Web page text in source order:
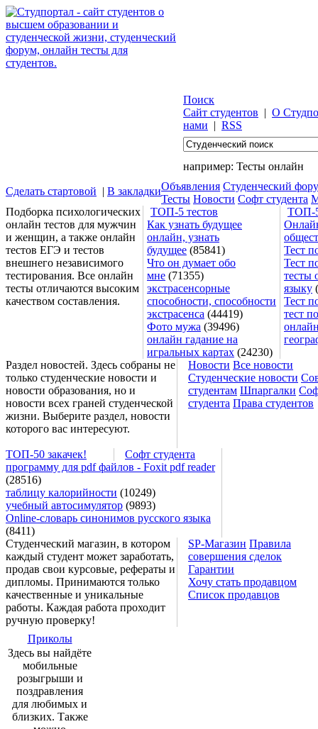
Поиск
Сайт студентов | О
нами | RSS
например: Тесты онлайн
Сделать стартовой | В закладкиОбъявления Студенческий
Тесты Новости Софт студента
Подборка психологических
онлайн тестов для мужчин
и женщин, а также онлайн
тестов ЕГЭ и тестов
внешнего независимого
тестирования. Все онлайн
тесты отличаются высоким
качеством составления.
ТОП-5 тестов
ТОП-
Как узнать будущее
онлайн, узнать
будущее (85841)
Что он думает обо
мне (71355)
экстрасенсорные
способности, способности
экстрасенса (44419)
Фото мужа (39496)
онлайн гадание на
игральных картах (24230)
Тест
Тест
тесты
языку
Тест
тест
Раздел новостей. Здесь собраны не
только студенческие новости и
новости образования, но и
новости всех граней студенческой
жизни. Выберите раздел, новости
которого вас интересуют.
Новости Все новости
Студенческие новости
студентам Шпаргалки
студента Права студентов
ТОП-50 закачек!
Софт студента
программу для pdf файлов - Foxit pdf reader
(28516)
таблицу калорийности (10249)
учебный автосимулятор (9893)
Online-словарь синонимов русского языка
(8411)
Студенческий магазин, в котором
каждый студент может заработать,
продав свои курсовые, рефераты и
дипломы. Принимаются только
качественные и уникальные
работы. Каждая работа проходит
ручную проверку!
SP-Магазин Правила
совершения сделок
Гарантии
Хочу стать продавцом
Список продавцов
Приколы
Здесь вы найдёте
мобильные
розыгрыши и
поздравления
для любимых и
близких. Также